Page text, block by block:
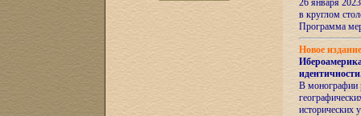
26 января
в круглом
Программа
Новое
идентичности
В монографии
исторических